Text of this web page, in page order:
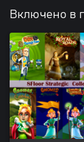
Включено в